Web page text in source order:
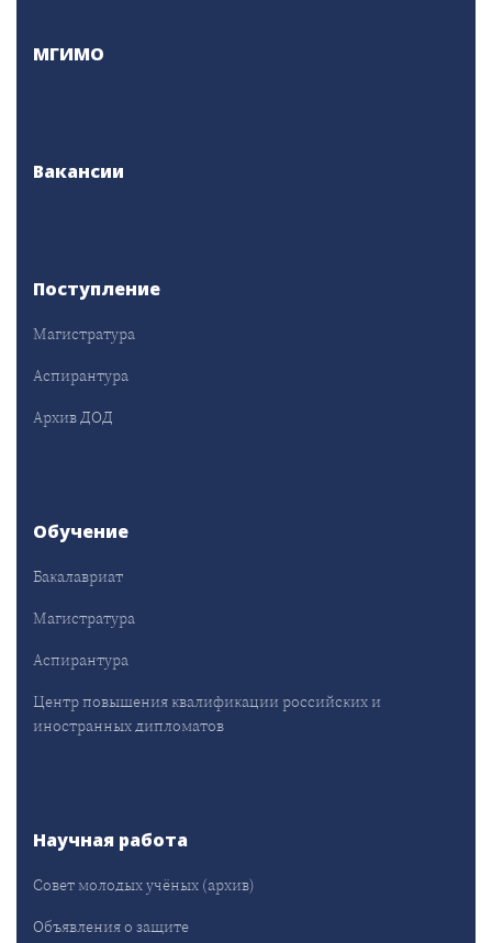
МГИМО
Вакансии
Поступление
Магистратура
Аспирантура
Архив ДОД
Обучение
Бакалавриат
Магистратура
Аспирантура
Центр повышения квалификации российских и
иностранных дипломатов
Научная работа
Совет молодых учёных (архив)
Объявления о защите